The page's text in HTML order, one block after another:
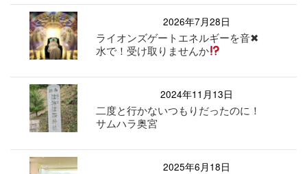
2026年7月28日
ライオンズゲートエネルギーを音✖︎
水で！受け取りませんか
2024年11月13日
二度と行かないつもりだったのに！
サムハラ奥宮
2025年6月18日